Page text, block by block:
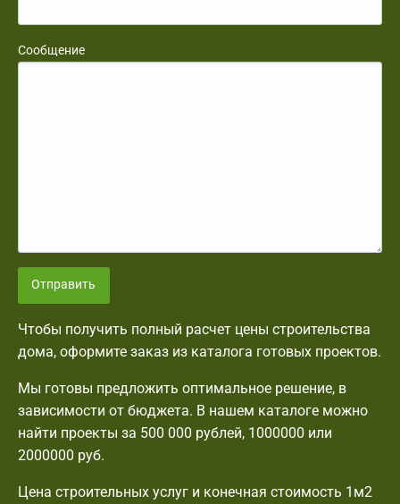
Сообщение
Отправить
Чтобы получить полный расчет цены строительства
дома, оформите заказ из каталога готовых проектов.
Мы готовы предложить оптимальное решение, в
зависимости от бюджета. В нашем каталоге можно
найти проекты за 500 000 рублей, 1000000 или
2000000 руб.
Цена строительных услуг и конечная стоимость 1м2